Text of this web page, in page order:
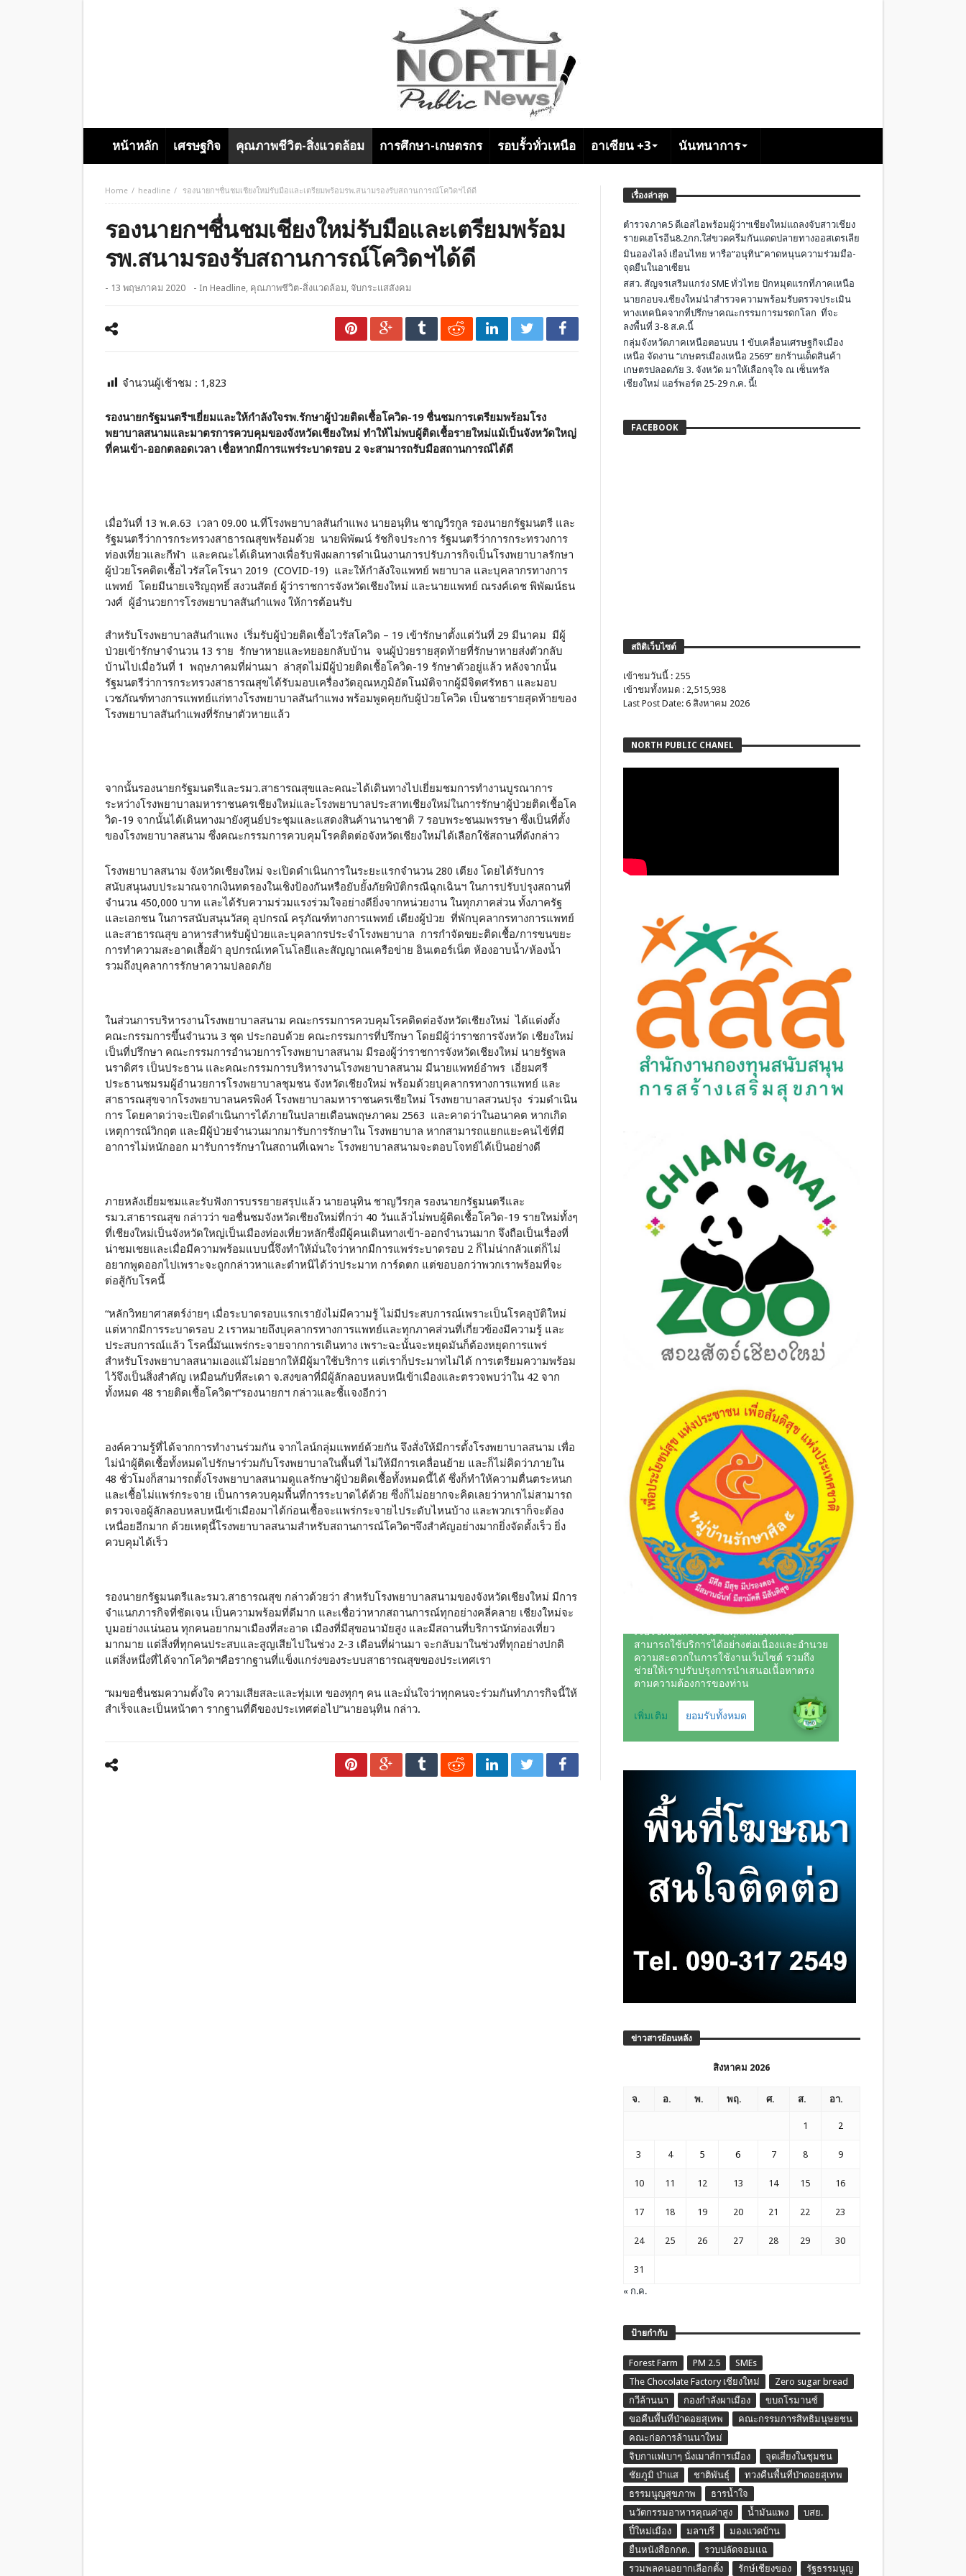
หน้าหลัก เศรษฐกิจ คุณภาพชีวิต-สิ่งแวดล้อม การศึกษา-เกษตรกร รอบรั้วทั่วเหนือ อาเซียน +3 นันทนาการ
Home headline รองนายกฯชื่นชมเชียงใหม่รับมือและเตรียมพร้อมรพ.สนามรองรับสถานการณ์โควิดฯได้ดี
รองนายกฯชื่นชมเชียงใหม่รับมือและเตรียมพร้อม
รพ.สนามรองรับสถานการณ์โควิดฯได้ดี
- 13 พฤษภาคม 2020 - In Headline, คุณภาพชีวิต-สิ่งแวดล้อม, จับกระแสสังคม
จำนวนผู้เช้าชม : 1,823
รองนายกรัฐมนตรีฯเยี่ยมและให้กำลังใจรพ.รักษาผู้ป่วยติดเชื้อโควิด-19 ชื่นชมการเตรียมพร้อมโรง
พยาบาลสนามและมาตรการควบคุมของจังหวัดเชียงใหม่ ทำให้ไม่พบผู้ติดเชื้อรายใหม่แม้เป็นจังหวัดใหญ่
ที่คนเข้า-ออกตลอดเวลา เชื่อหากมีการแพร่ระบาดรอบ 2 จะสามารถรับมือสถานการณ์ได้ดี
เมื่อวันที่ 13 พ.ค.63 เวลา 09.00 น.ที่โรงพยาบาลสันกำแพง นายอนุทิน ชาญวีรกูล รองนายกรัฐมนตรี และ
รัฐมนตรีว่าการกระทรวงสาธารณสุขพร้อมด้วย นายพิพัฒน์ รัชกิจประการ รัฐมนตรีว่าการกระทรวงการ
ท่องเที่ยวและกีฬา และคณะได้เดินทางเพื่อรับฟังผลการดำเนินงานการปรับภารกิจเป็นโรงพยาบาลรักษา
ผู้ป่วยโรคติดเชื้อไวรัสโคโรนา 2019 (COVID-19) และให้กำลังใจแพทย์ พยาบาล และบุคลากรทางการ
แพทย์ โดยมีนายเจริญฤทธิ์ สงวนสัตย์ ผู้ว่าราชการจังหวัดเชียงใหม่ และนายแพทย์ ณรงค์เดช พิพัฒน์ธน
วงศ์ ผู้อำนวยการโรงพยาบาลสันกำแพง ให้การต้อนรับ
สำหรับโรงพยาบาลสันกำแพง เริ่มรับผู้ป่วยติดเชื้อไวรัสโควิด – 19 เข้ารักษาตั้งแต่วันที่ 29 มีนาคม มีผู้
ป่วยเข้ารักษาจำนวน 13 ราย รักษาหายและทยอยกลับบ้าน จนผู้ป่วยรายสุดท้ายที่รักษาหายส่งตัวกลับ
บ้านไปเมื่อวันที่ 1 พฤษภาคมที่ผ่านมา ล่าสุดไม่มีผู้ป่วยติดเชื้อโควิด-19 รักษาตัวอยู่แล้ว หลังจากนั้น
รัฐมนตรีว่าการกระทรวงสาธารณสุขได้รับมอบเครื่องวัดอุณหภูมิอัตโนมัติจากผู้มีจิตศรัทธา และมอบ
เวชภัณฑ์ทางการแพทย์แก่ทางโรงพยาบาลสันกำแพง พร้อมพูดคุยกับผู้ป่วยโควิด เป็นชายรายสุดท้ายของ
โรงพยาบาลสันกำแพงที่รักษาตัวหายแล้ว
จากนั้นรองนายกรัฐมนตรีและรมว.สาธารณสุขและคณะได้เดินทางไปเยี่ยมชมการทำงานบูรณาการ
ระหว่างโรงพยาบาลมหาราชนครเชียงใหม่และโรงพยาบาลประสาทเชียงใหม่ในการรักษาผู้ป่วยติดเชื้อโค
วิด-19 จากนั้นได้เดินทางมายังศูนย์ประชุมและแสดงสินค้านานาชาติ 7 รอบพระชนมพรรษา ซึ่งเป็นที่ตั้ง
ของโรงพยาบาลสนาม ซึ่งคณะกรรมการควบคุมโรคติดต่อจังหวัดเชียงใหม่ได้เลือกใช้สถานที่ดังกล่าว
โรงพยาบาลสนาม จังหวัดเชียงใหม่ จะเปิดดำเนินการในระยะแรกจำนวน 280 เตียง โดยได้รับการ
สนับสนุนงบประมาณจากเงินทดรองในเชิงป้องกันหรือยับยั้งภัยพิบัติกรณีฉุกเฉินฯ ในการปรับปรุงสถานที่
จำนวน 450,000 บาท และได้รับความร่วมแรงร่วมใจอย่างดียิ่งจากหน่วยงาน ในทุกภาคส่วน ทั้งภาครัฐ
และเอกชน ในการสนับสนุนวัสดุ อุปกรณ์ ครุภัณฑ์ทางการแพทย์ เตียงผู้ป่วย ที่พักบุคลากรทางการแพทย์
และสาธารณสุข อาหารสำหรับผู้ป่วยและบุคลากรประจำโรงพยาบาล การกำจัดขยะติดเชื้อ/การขนขยะ
การทำความสะอาดเสื้อผ้า อุปกรณ์เทคโนโลยีและสัญญาณเครือข่าย อินเตอร์เน็ต ห้องอาบน้ำ/ห้องน้ำ
รวมถึงบุคลาการรักษาความปลอดภัย
ในส่วนการบริหารงานโรงพยาบาลสนาม คณะกรรมการควบคุมโรคติดต่อจังหวัดเชียงใหม่ ได้แต่งตั้ง
คณะกรรมการขึ้นจำนวน 3 ชุด ประกอบด้วย คณะกรรมการที่ปรึกษา โดยมีผู้ว่าราชการจังหวัด เชียงใหม่
เป็นที่ปรึกษา คณะกรรมการอำนวยการโรงพยาบาลสนาม มีรองผู้ว่าราชการจังหวัดเชียงใหม่ นายรัฐพล
นราดิศร เป็นประธาน และคณะกรรมการบริหารงานโรงพยาบาลสนาม มีนายแพทย์อำพร เอี่ยมศรี
ประธานชมรมผู้อำนวยการโรงพยาบาลชุมชน จังหวัดเชียงใหม่ พร้อมด้วยบุคลากรทางการแพทย์ และ
สาธารณสุขจากโรงพยาบาลนครพิงค์ โรงพยาบาลมหาราชนครเชียใหม่ โรงพยาบาลสวนปรุง ร่วมดำเนิน
การ โดยคาดว่าจะเปิดดำเนินการได้ภายในปลายเดือนพฤษภาคม 2563 และคาดว่าในอนาคต หากเกิด
เหตุการณ์วิกฤต และมีผู้ป่วยจำนวนมากมารับการรักษาใน โรงพยาบาล หากสามารถแยกแยะคนไข้ที่มี
อาการไม่หนักออก มารับการรักษาในสถานที่เฉพาะ โรงพยาบาลสนามจะตอบโจทย์ได้เป็นอย่างดี
ภายหลังเยี่ยมชมและรับฟังการบรรยายสรุปแล้ว นายอนุทิน ชาญวีรกุล รองนายกรัฐมนตรีและ
รมว.สาธารณสุข กล่าวว่า ขอชื่นชมจังหวัดเชียงใหม่ที่กว่า 40 วันแล้วไม่พบผู้ติดเชื้อโควิด-19 รายใหม่ทั้งๆ
ที่เชียงใหม่เป็นจังหวัดใหญ่เป็นเมืองท่องเที่ยวหลักซึ่งมีผู้คนเดินทางเข้า-ออกจำนวนมาก จึงถือเป็นเรื่องที่
น่าชมเชยและเมื่อมีความพร้อมแบบนี้จึงทำให้มั่นใจว่าหากมีการแพร่ระบาดรอบ 2 ก็ไม่น่ากลัวแต่ก็ไม่
อยากพูดออกไปเพราะจะถูกกล่าวหาและตำหนิได้ว่าประมาท การ์ดตก แต่ขอบอกว่าพวกเราพร้อมที่จะ
ต่อสู้กับโรคนี้
“หลักวิทยาศาสตร์ง่ายๆ เมื่อระบาดรอบแรกเรายังไม่มีความรู้ ไม่มีประสบการณ์เพราะเป็นโรคอุบัติใหม่
แต่หากมีการระบาดรอบ 2 เราหมายถึงบุคลากรทางการแพทย์และทุกภาคส่วนที่เกี่ยวข้องมีความรู้ และ
ประสบการณ์แล้ว โรคนี้มันแพร่กระจายจากการเดินทาง เพราะฉะนั้นจะหยุดมันก็ต้องหยุดการแพร่
สำหรับโรงพยาบาลสนามเองแม้ไม่อยากให้มีผู้มาใช้บริการ แต่เราก็ประมาทไม่ได้ การเตรียมความพร้อม
ไว้จึงเป็นสิ่งสำคัญ เหมือนกับที่สะเดา จ.สงขลาที่มีผู้ลักลอบหลบหนีเข้าเมืองและตรวจพบว่าใน 42 จาก
ทั้งหมด 48 รายติดเชื้อโควิดฯ”รองนายกฯ กล่าวและชี้แจงอีกว่า
องค์ความรู้ที่ได้จากการทำงานร่วมกัน จากไลน์กลุ่มแพทย์ด้วยกัน จึงสั่งให้มีการตั้งโรงพยาบาลสนาม เพื่อ
ไม่นำผู้ติดเชื้อทั้งหมดไปรักษาร่วมกับโรงพยาบาลในพื้นที่ ไม่ให้มีการเคลื่อนย้าย และก็ไม่คิดว่าภายใน
48 ชั่วโมงก็สามารถตั้งโรงพยาบาลสนามดูแลรักษาผู้ป่วยติดเชื้อทั้งหมดนี้ได้ ซึ่งก็ทำให้ความตื่นตระหนก
และเชื้อไม่แพร่กระจาย เป็นการควบคุมพื้นที่การระบาดได้ด้วย ซึ่งก็ไม่อยากจะคิดเลยว่าหากไม่สามารถ
ตรวจเจอผู้ลักลอบหลบหนีเข้าเมืองมาได้ก่อนเชื้อจะแพร่กระจายไประดับไหนบ้าง และพวกเราก็จะต้อง
เหนื่อยอีกมาก ด้วยเหตุนี้โรงพยาบาลสนามสำหรับสถานการณ์โควิดฯจึงสำคัญอย่างมากยิ่งจัดตั้งเร็ว ยิ่ง
ควบคุมได้เร็ว
รองนายกรัฐมนตรีและรมว.สาธารณสุข กล่าวด้วยว่า สำหรับโรงพยาบาลสนามของจังหวัดเชียงใหม่ มีการ
จำแนกภารกิจที่ชัดเจน เป็นความพร้อมที่ดีมาก และเชื่อว่าหากสถานการณ์ทุกอย่างคลี่คลาย เชียงใหม่จะ
บูมอย่างแน่นอน ทุกคนอยากมาเมืองที่สะอาด เมืองที่มีสุขอนามัยสูง และมีสถานที่บริการนักท่องเที่ยว
มากมาย แต่สิ่งที่ทุกคนประสบและสูญเสียไปในช่วง 2-3 เดือนที่ผ่านมา จะกลับมาในช่วงที่ทุกอย่างปกติ
แต่สิ่งหนึ่งที่ได้จากโควิดฯคือรากฐานที่แข็งแกร่งของระบบสาธารณสุขของประเทศเรา
“ผมขอชื่นชมความตั้งใจ ความเสียสละและทุ่มเท ของทุกๆ คน และมั่นใจว่าทุกคนจะร่วมกันทำภารกิจนี้ให้
สำเร็จและเป็นหน้าตา รากฐานที่ดีของประเทศต่อไป”นายอนุทิน กล่าว.
เรื่องล่าสุด
ตำรวจภาค5 ดีเอสไอพร้อมผู้ว่าฯเชียงใหม่แถลงจับสาวเชียง
รายดเฮโรอีน8.2กก.ใส่ขวดครีมกันแดดปลายทางออสเตรเลีย
มินอองไลง์ เยือนไทย หารือ”อนุทิน”คาดหนุนความร่วมมือ-
จุดยืนในอาเซียน
สสว. สัญจรเสริมแกร่ง SME ทั่วไทย ปักหมุดแรกที่ภาคเหนือ
นายกอบจ.เชียงใหม่นำสำรวจความพร้อมรับตรวจประเมิน
ทางเทคนิคจากที่ปรึกษาคณะกรรมการมรดกโลก ที่จะ
ลงพื้นที่ 3-8 ส.ค.นี้
กลุ่มจังหวัดภาคเหนือตอนบน 1 ขับเคลื่อนเศรษฐกิจเมือง
เหนือ จัดงาน “เกษตรเมืองเหนือ 2569” ยกร้านเด็ดสินค้า
เกษตรปลอดภัย 3. จังหวัด มาให้เลือกจุใจ ณ เซ็นทรัล
เชียงใหม่ แอร์พอร์ต 25-29 ก.ค. นี้!
FACEBOOK
สถิติเว็บไซต์
เข้าชมวันนี้ : 255
เข้าชมทั้งหมด : 2,515,938
Last Post Date: 6 สิงหาคม 2026
NORTH PUBLIC CHANEL
ข่าวสารย้อนหลัง
สิงหาคม 2026
จ. อ. พ. พฤ. ศ. ส. อา.
1 2
3 4 5 6 7 8 9
10 11 12 13 14 15 16
17 18 19 20 21 22 23
24 25 26 27 28 29 30
31
« ก.ค.
ป้ายกำกับ
Forest Farm PM 2.5
SMEs
The Chocolate Factory เชียงใหม่
Zero sugar bread
กวีล้านนา
กองกำลังผาเมือง
ขบถโรมานซ์
ขอคืนพื้นที่ป่าดอยสุเทพ
คณะกรรมการสิทธิมนุษยชน
คณะก่อการล้านนาใหม่
จิบกาแฟเบาๆ นั่งเมาส์การเมือง
จุดเสี่ยงในชุมชน
ชัยภูมิ ป่าแส
ชาติพันธุ์
ทวงคืนพื้นที่ป่าดอยสุเทพ
ธรรมนูญสุขภาพ
ธารน้ำใจ
นวัตกรรมอาหารคุณค่าสูง
น้ำมันแพง
บสย.
ปี๋ใหม่เมือง
มลาบรี
มองแวดบ้าน
ยื่นหนังสือกกต.
รวบปลัดจอมแฉ
รวมพลคนอยากเลือกตั้ง
รักษ์เชียงของ รัฐธรรมนูญ